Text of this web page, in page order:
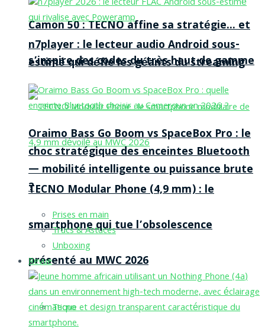
Camon 50 : TECNO affine sa stratégie… et
s’inspire des codes du très haut de gamme
TECNO Modular Phone (4,9 mm) : le
smartphone qui tue l’obsolescence
présenté au MWC 2026
Tecno
n7player : le lecteur audio Android sous-
estimé qui défie les géants du streaming
Oraimo Bass Go Boom vs SpaceBox Pro : le
choc stratégique des enceintes Bluetooth
— mobilité intelligente ou puissance brute
?
Prises en main
Trucs & Astuces
Unboxing
Revue